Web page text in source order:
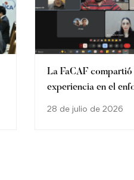
La FaCAF compartió
experiencia en el
28 de julio de 2026